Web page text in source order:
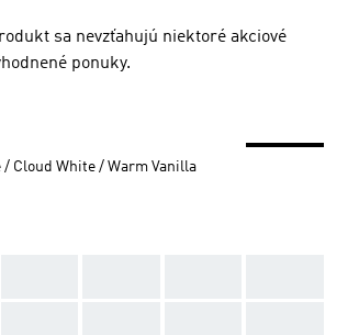
sa nevzťahujú niektoré akciové
ponuky.
/ Cloud White / Warm Vanilla